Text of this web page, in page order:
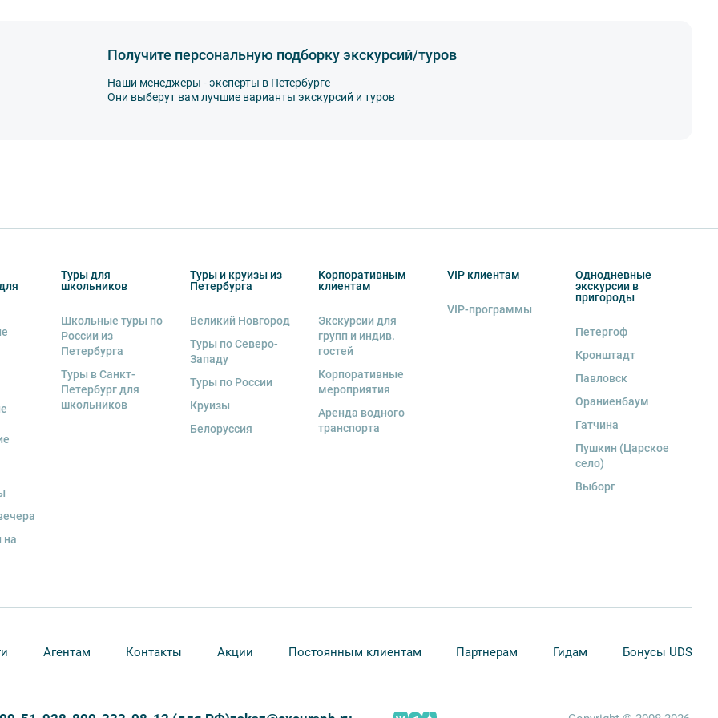
экскурсии несёт взрослый
правила поведения на экскурсии.
экскурсионного объекта. В случае
аудиооборудование. Ответственность за
программы возлагается на
обязан возместить полную
Получите персональную подборку экскурсий/туров
Наши менеджеры - эксперты в Петербурге
Они выберут вам лучшие варианты экскурсий и туров
на
Туры для
школьников
Школьные туры по
России из
Петербурга
Туры в Санкт-
Петербург для
школьников
Туры и круизы из
Петербурга
Великий Новгород
Туры по Северо-
Западу
Туры по России
Круизы
Белоруссия
Корпоративным
клиентам
Экскурсии для
групп и индив.
гостей
Корпоративные
мероприятия
Аренда водного
транспорта
VIP клиентам
VIP-программы
Однодневные
экскурсии в
пригороды
Петергоф
Кронштадт
Павловск
Ораниенбаум
Гатчина
Пушкин (Царское
село)
Выборг
Агентам Контакты Акции Постоянным клиентам Партнерам Гидам Бонусы UDS